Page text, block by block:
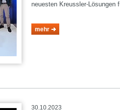
neuesten Kreussler-Lösungen
mehr
30.10.2023